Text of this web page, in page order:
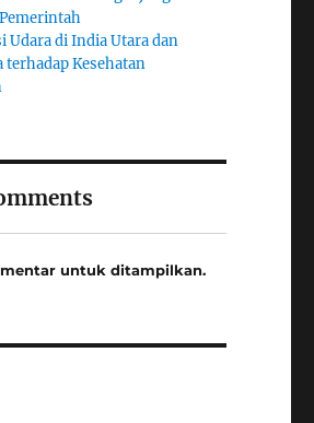
Udara di India Utara dan
terhadap Kesehatan
untuk ditampilkan.